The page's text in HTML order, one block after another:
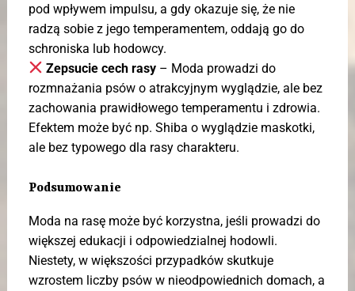
pod wpływem impulsu, a gdy okazuje się, że nie
radzą sobie z jego temperamentem, oddają go do
schroniska lub hodowcy.
Zepsucie cech rasy – Moda prowadzi do
rozmnażania psów o atrakcyjnym wyglądzie, ale bez
zachowania prawidłowego temperamentu i zdrowia.
Efektem może być np. Shiba o wyglądzie maskotki,
ale bez typowego dla rasy charakteru.
Podsumowanie
Moda na rasę może być korzystna, jeśli prowadzi do
większej edukacji i odpowiedzialnej hodowli.
Niestety, w większości przypadków skutkuje
wzrostem liczby psów w nieodpowiednich domach, a